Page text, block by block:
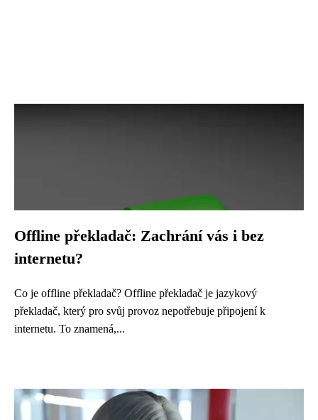
Offline překladač: Zachrání vás i bez
internetu?
Co je offline překladač? Offline překladač je jazykový
překladač, který pro svůj provoz nepotřebuje připojení k
internetu. To znamená,...